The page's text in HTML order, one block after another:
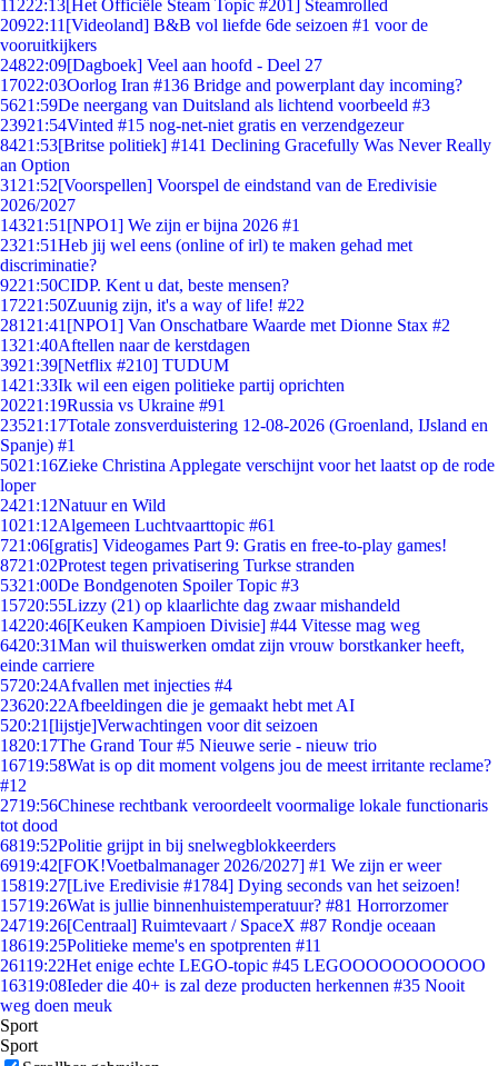
11222:13[Het Officiële Steam Topic #201] Steamrolled
20922:11 [Videoland] B&B vol liefde 6de seizoen #1 voor de
vooruitkijkers
24822:09[Dagboek] Veel aan hoofd - Deel 27
17022:03Oorlog Iran #136 Bridge and powerplant day incoming?
5621:59De neergang van Duitsland als lichtend voorbeeld #3
23921:54Vinted #15 nog-net-niet gratis en verzendgezeur
8421:53[Britse politiek] #141 Declining Gracefully Was Never Really
an Option
31 21:52[Voorspellen] Voorspel de eindstand van de Eredivisie
2026/2027
14321:51 [NPO1] We zijn er bijna 2026 #1
2321:51Heb jij wel eens (online of irl) te maken gehad met
discriminatie?
9221:50CIDP. Kent u dat, beste mensen?
17221:50Zuunig zijn, it's a way of life! #22
281 21:41 [NPO1] Van Onschatbare Waarde met Dionne Stax #2
1321:40Aftellen naar de kerstdagen
3921:39[Netflix #210] TUDUM
1421:33Ik wil een eigen politieke partij oprichten
20221:19Russia vs Ukraine #91
23521:17Totale zonsverduistering 12-08-2026 (Groenland, IJsland en
Spanje) #1
5021:16Zieke Christina Applegate verschijnt voor het laatst op de rode
loper
2421:12Natuur en Wild
1021:12Algemeen Luchtvaarttopic #61
721:06[gratis] Videogames Part 9: Gratis en free-to-play games!
8721:02Protest tegen privatisering Turkse stranden
5321:00De Bondgenoten Spoiler Topic #3
15720:55Lizzy (21) op klaarlichte dag zwaar mishandeld
14220:46[Keuken Kampioen Divisie] #44 Vitesse mag weg
6420:31Man wil thuiswerken omdat zijn vrouw borstkanker heeft,
einde carriere
5720:24Afvallen met injecties #4
23620:22Afbeeldingen die je gemaakt hebt met AI
520:21 [lijstje]Verwachtingen voor dit seizoen
1820:17The Grand Tour #5 Nieuwe serie - nieuw trio
16719:58Wat is op dit moment volgens jou de meest irritante reclame?
#12
2719:56Chinese rechtbank veroordeelt voormalige lokale functionaris
tot dood
6819:52Politie grijpt in bij snelwegblokkeerders
6919:42[FOK!Voetbalmanager 2026/2027] #1 We zijn er weer
15819:27[Live Eredivisie #1784] Dying seconds van het seizoen!
15719:26Wat is jullie binnenhuistemperatuur? #81 Horrorzomer
24719:26[Centraal] Ruimtevaart / SpaceX #87 Rondje oceaan
18619:25Politieke meme's en spotprenten #11
26119:22Het enige echte LEGO-topic #45 LEGOOOOOOOOOOO
16319:08Ieder die 40+ is zal deze producten herkennen #35 Nooit
weg doen meuk
Sport
Sport